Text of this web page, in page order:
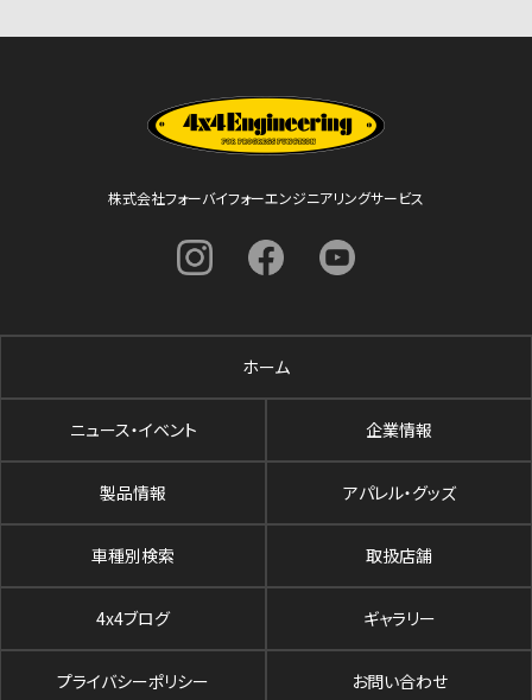
株式会社フォーバイフォーエンジニアリングサービス
ホーム
ニュース・イベント 企業情報
製品情報 アパレル・グッズ
車種別検索 取扱店舗
4x4ブログ ギャラリー
プライバシーポリシー お問い合わせ